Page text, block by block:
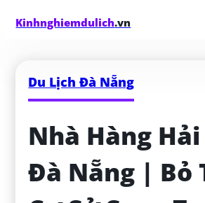
Kinhnghiemdulich.vn
Du Lịch Đà Nẵng
Nhà Hàng Hải
Đà Nẵng | Bỏ